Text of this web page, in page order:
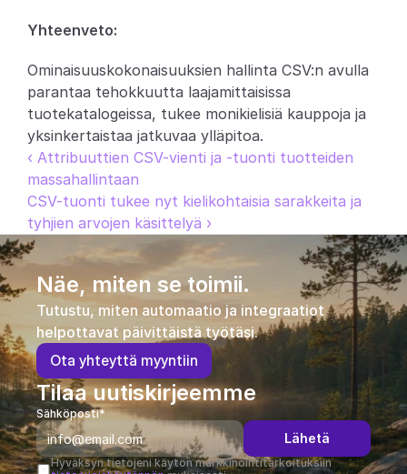
Yhteenveto:
Ominaisuuskokonaisuuksien hallinta CSV:n avulla
parantaa tehokkuutta laajamittaisissa
tuotekatalogeissa, tukee monikielisiä kauppoja ja
yksinkertaistaa jatkuvaa ylläpitoa.
‹ Attribuuttien CSV-vienti ja -tuonti tuotteiden
massahallintaan
CSV-tuonti tukee nyt kielikohtaisia sarakkeita ja
tyhjien arvojen käsittelyä ›
Näe, miten se toimii.
Tutustu, miten automaatio ja integraatiot
helpottavat päivittäistä työtäsi.
Ota yhteyttä myyntiin
Tilaa uutiskirjeemme
Sähköposti*
Lähetä
Hyväksyn tietojeni käytön markkinointitarkoituksiin